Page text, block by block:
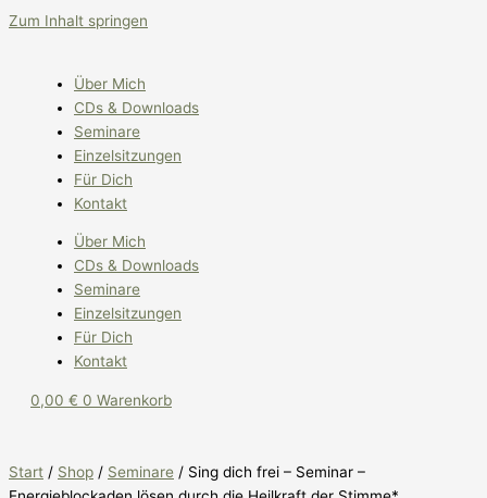
Zum Inhalt springen
Über Mich
CDs & Downloads
Seminare
Einzelsitzungen
Für Dich
Kontakt
Über Mich
CDs & Downloads
Seminare
Einzelsitzungen
Für Dich
Kontakt
0,00 € 0 Warenkorb
Start / Shop / Seminare / Sing dich frei – Seminar –